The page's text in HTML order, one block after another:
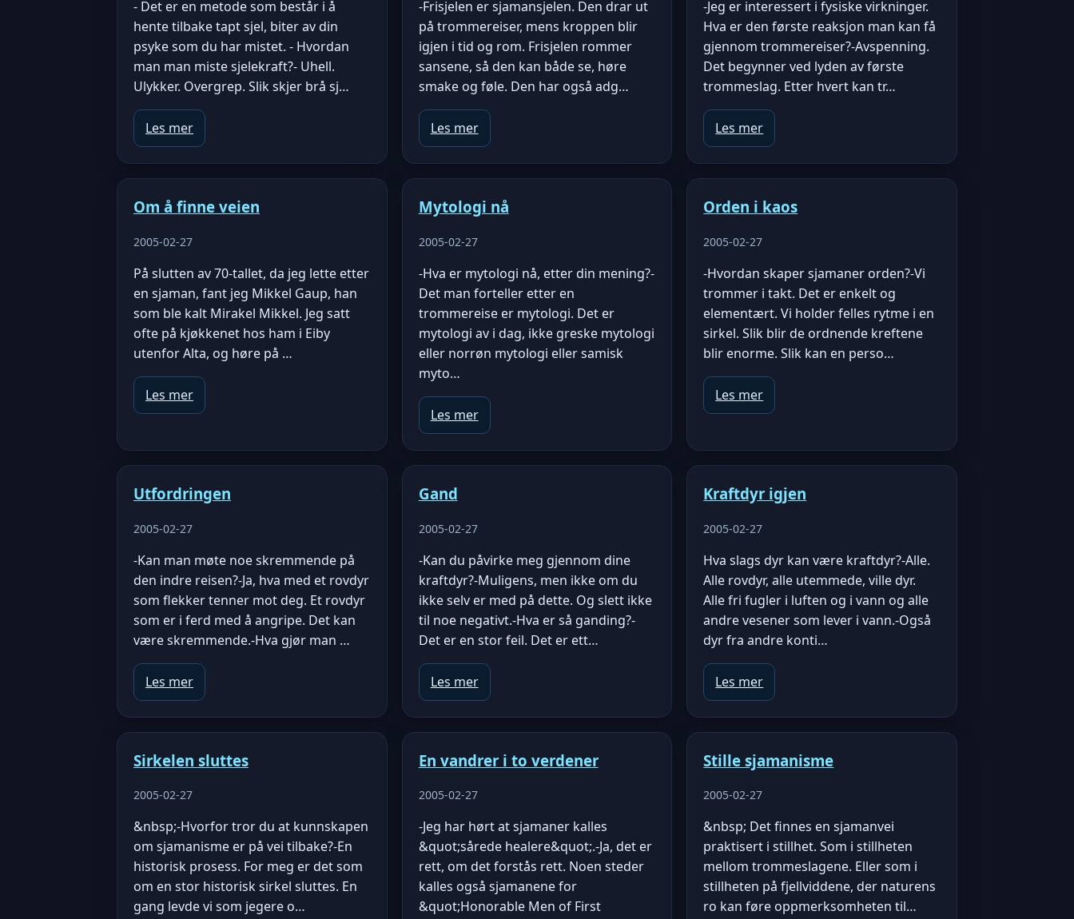
- Det er en metode som består i å
hente tilbake tapt sjel, biter av din
psyke som du har mistet. - Hvordan
man man miste sjelekraft?- Uhell.
Ulykker. Overgrep. Slik skjer brå sj…
Les mer
-Frisjelen er sjamansjelen. Den drar ut
på trommereiser, mens kroppen blir
igjen i tid og rom. Frisjelen rommer
sansene, så den kan både se, høre
smake og føle. Den har også adg…
Les mer
-Jeg er interessert i fysiske virkninger.
Hva er den første reaksjon man kan få
gjennom trommereiser?-Avspenning.
Det begynner ved lyden av første
trommeslag. Etter hvert kan tr…
Les mer
Om å finne veien
2005-02-27
På slutten av 70-tallet, da jeg lette etter
en sjaman, fant jeg Mikkel Gaup, han
som ble kalt Mirakel Mikkel. Jeg satt
ofte på kjøkkenet hos ham i Eiby
utenfor Alta, og høre på …
Les mer
Mytologi nå
2005-02-27
-Hva er mytologi nå, etter din mening?-
Det man forteller etter en
trommereise er mytologi. Det er
mytologi av i dag, ikke greske mytologi
eller norrøn mytologi eller samisk
myto…
Les mer
Orden i kaos
2005-02-27
-Hvordan skaper sjamaner orden?-Vi
trommer i takt. Det er enkelt og
elementært. Vi holder felles rytme i en
sirkel. Slik blir de ordnende kreftene
blir enorme. Slik kan en perso…
Les mer
Utfordringen
2005-02-27
-Kan man møte noe skremmende på
den indre reisen?-Ja, hva med et rovdyr
som flekker tenner mot deg. Et rovdyr
som er i ferd med å angripe. Det kan
være skremmende.-Hva gjør man …
Les mer
Gand
2005-02-27
-Kan du påvirke meg gjennom dine
kraftdyr?-Muligens, men ikke om du
ikke selv er med på dette. Og slett ikke
til noe negativt.-Hva er så ganding?-
Det er en stor feil. Det er ett…
Les mer
Kraftdyr igjen
2005-02-27
Hva slags dyr kan være kraftdyr?-Alle.
Alle rovdyr, alle utemmede, ville dyr.
Alle fri fugler i luften og i vann og alle
andre vesener som lever i vann.-Også
dyr fra andre konti…
Les mer
Sirkelen sluttes
2005-02-27
&nbsp;-Hvorfor tror du at kunnskapen
om sjamanisme er på vei tilbake?-En
historisk prosess. For meg er det som
om en stor historisk sirkel sluttes. En
gang levde vi som jegere o…
En vandrer i to verdener
2005-02-27
-Jeg har hørt at sjamaner kalles
&quot;sårede healere&quot;.-Ja, det er
rett, om det forstås rett. Noen steder
kalles også sjamanene for
&quot;Honorable Men of First
Stille sjamanisme
2005-02-27
&nbsp; Det finnes en sjamanvei
praktisert i stillhet. Som i stillheten
mellom trommeslagene. Eller som i
stillheten på fjellviddene, der naturens
ro kan føre oppmerksomheten til…